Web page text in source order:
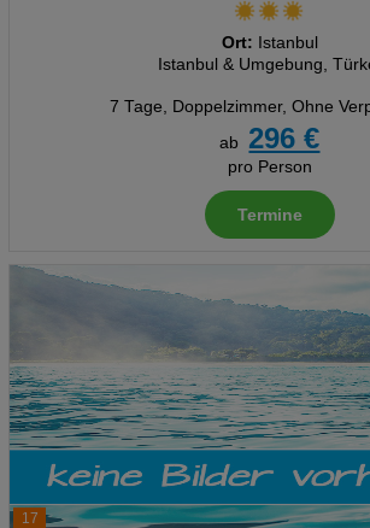
Ort: Istanbul
Istanbul & Umgebung,
7 Tage, Doppelzimmer, Ohne
ab
296 €
pro Person
Termine
17